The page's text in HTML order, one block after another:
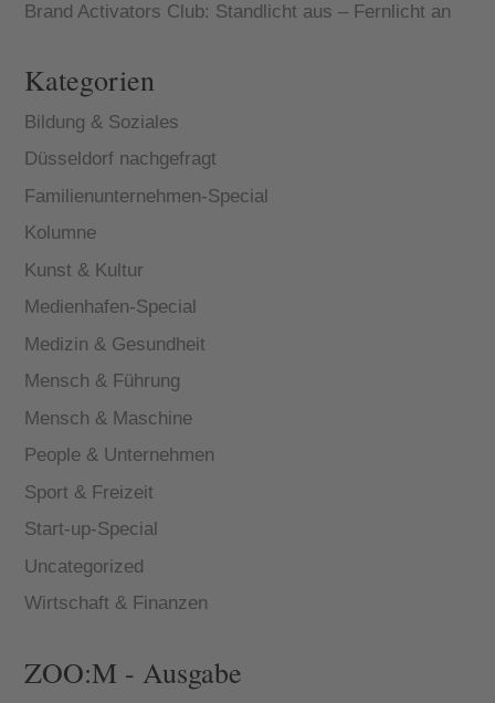
Brand Activators Club: Standlicht aus – Fernlicht an
Kategorien
Bildung & Soziales
Düsseldorf nachgefragt
Familienunternehmen-Special
Kolumne
Kunst & Kultur
Medienhafen-Special
Medizin & Gesundheit
Mensch & Führung
Mensch & Maschine
People & Unternehmen
Sport & Freizeit
Start-up-Special
Uncategorized
Wirtschaft & Finanzen
ZOO:M - Ausgabe